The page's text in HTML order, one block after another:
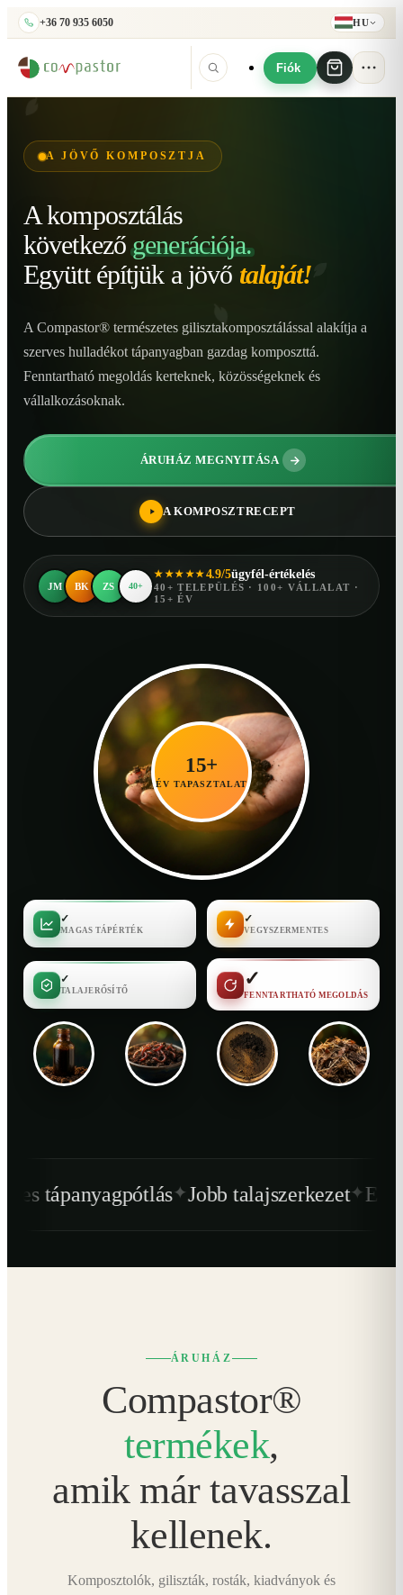
+36 70 935 6050 HU
Fiók
A JÖVŐ KOMPOSZTJA
A komposztálás
következő generációja.
Együtt építjük a jövő talaját!
A Compastor® természetes gilisztakomposztálással alakítja a
szerves hulladékot tápanyagban gazdag komposzttá.
Fenntartható megoldás kerteknek, közösségeknek és
vállalkozásoknak.
ÁRUHÁZ MEGNYITÁSA
A KOMPOSZTRECEPT
JM BK ZS 40+
★★★★★4.9/5ügyfél-értékelés
40+ TELEPÜLÉS · 100+ VÁLLALAT ·
15+ ÉV
15+
ÉV TAPASZTALAT
✓
MAGAS TÁPÉRTÉK
✓
VEGYSZERMENTES
✓
TALAJERŐSÍTŐ
✓
FENNTARTHATÓ MEGOLDÁS
✦Jobb talajszerkezet✦ Egészségesebb
ÁRUHÁZ
Compastor®
termékek,
amik már tavasszal
kellenek.
Komposztolók, giliszták, rosták, kiadványok és